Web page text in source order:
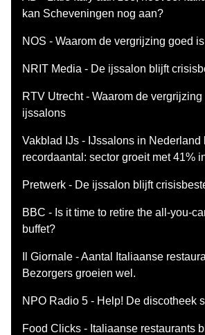
kan Scheveningen nog aan?
NOS - Waarom de vergrijzing goed
NRIT Media - De ijssalon blijft
RTV Utrecht - Waarom de
ijssalons
Vakblad IJs - IJssalons in Nederland
recordaantal: sector groeit met 41%
Pretwerk - De ijssalon blijft
BBC - Is it time to retire the all-you-
buffet?
Il Giornale - Aantal Italiaanse
Bezorgers groeien wel.
NPO Radio 5 - Help! De discotheek
Food Clicks - Italiaanse restaurants